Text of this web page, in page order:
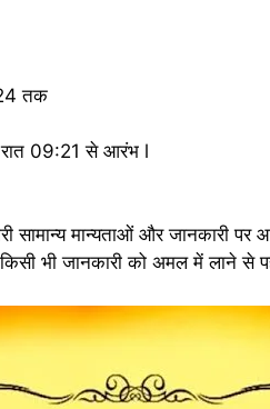
तक
रात 09:21 से आरंभ l
सामान्य मान्यताओं और जानकारी पर
भी जानकारी को अमल में लाने से